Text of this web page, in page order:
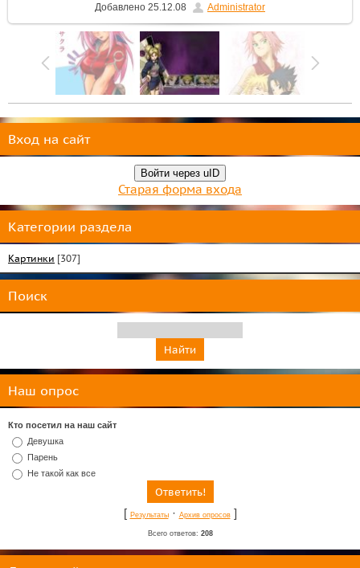
Добавлено 25.12.08 Administrator
Вход на сайт
Войти через uID
Старая форма входа
Категории раздела
Картинки [307]
Поиск
Наш опрос
Кто посетил на наш сайт
Девушка
Парень
Не такой как все
[ Результаты· Архив опросов]
Всего ответов: 208